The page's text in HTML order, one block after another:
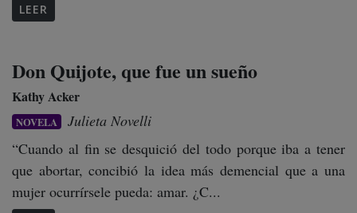
LEER
Don Quijote, que fue un sueño
Kathy Acker
NOVELA
Julieta Novelli
“Cuando al fin se desquició del todo porque iba a tener
que abortar, concibió la idea más demencial que a una
mujer ocurrírsele pueda: amar. ¿C...